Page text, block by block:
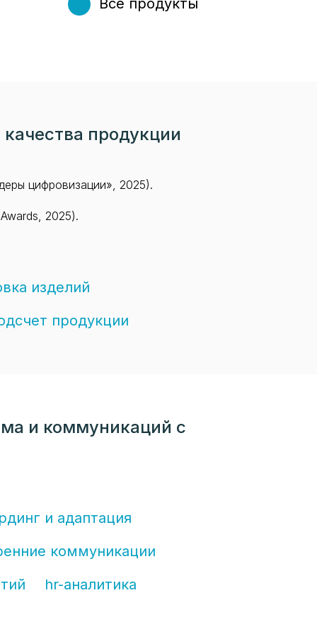
Все продукты
продукции
цифровизации», 2025).
2025).
изделий
продукции
и коммуникаций с
и адаптация
коммуникации
hr-аналитика